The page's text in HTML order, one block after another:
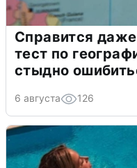
Справится
тест по
стыдно
6 августа 126